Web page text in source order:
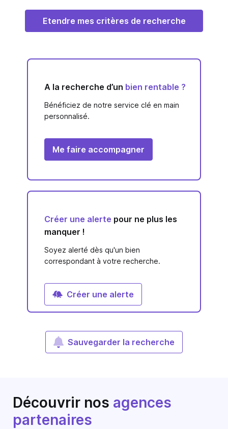
Etendre mes critères de recherche
A la recherche d’un bien rentable ?
Bénéficiez de notre service clé en main
personnalisé.
Me faire accompagner
Créer une alerte pour ne plus les
manquer !
Soyez alerté dès qu'un bien
correspondant à votre recherche.
Créer une alerte
Sauvegarder la recherche
Découvrir nos agences
partenaires